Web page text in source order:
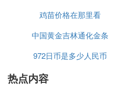
币多少人民币汇率
鸡苗价格在那里看
中国黄金吉林通化金条
价格
972日币是多少人民币
热点内容